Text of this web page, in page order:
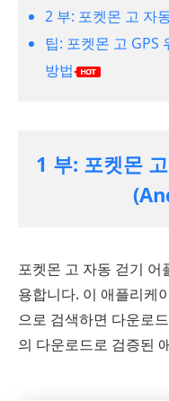
2 부: 포켓몬 고 자
팁: 포켓몬 고 GPS
방법
1 부: 포켓몬
포켓몬 고 자동 걷기 어
용합니다. 이 애플리케
으로 검색하면 다운로
의 다운로드로 검증된